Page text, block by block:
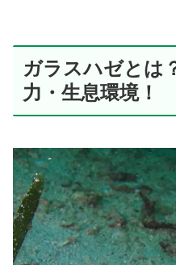
ガラスハゼとは
力・生息環境！